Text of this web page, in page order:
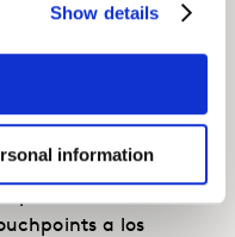
Show details
information
a los